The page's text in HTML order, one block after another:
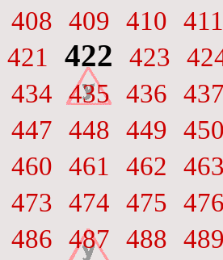
408 409 410 411
421 422 423
434 435 436
447 448 449
460 461 462
473 474 475
486 487 488